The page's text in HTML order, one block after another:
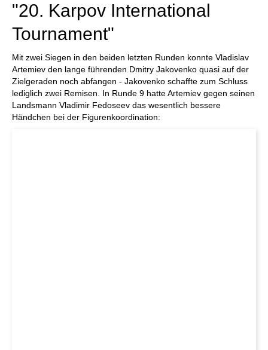
"20. Karpov International
Tournament"
Mit zwei Siegen in den beiden letzten Runden konnte Vladislav
Artemiev den lange führenden Dmitry Jakovenko quasi auf der
Zielgeraden noch abfangen - Jakovenko schaffte zum Schluss
lediglich zwei Remisen. In Runde 9 hatte Artemiev gegen seinen
Landsmann Vladimir Fedoseev das wesentlich bessere
Händchen bei der Figurenkoordination: